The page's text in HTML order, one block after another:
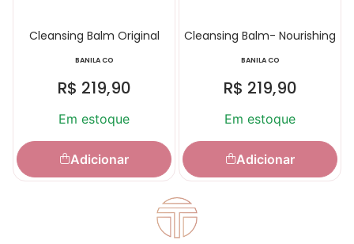
Cleansing Balm Original
BANILA CO
R$ 219,90
Em estoque
Adicionar
Cleansing Balm- Nourishing
BANILA CO
R$ 219,90
Em estoque
Adicionar